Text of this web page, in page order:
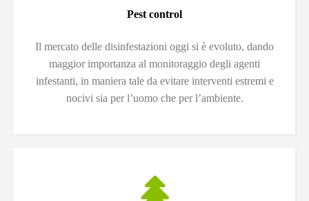
Pest control
Il mercato delle disinfestazioni oggi si è evoluto, dando
maggior importanza al monitoraggio degli agenti
infestanti, in maniera tale da evitare interventi estremi e
nocivi sia per l’uomo che per l’ambiente.